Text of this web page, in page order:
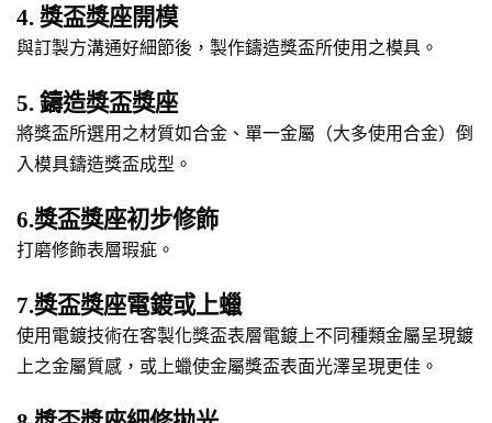
4. 獎盃獎座開模
與訂製方溝通好細節後，製作鑄造獎盃所使用之模具。
5. 鑄造獎盃獎座
將獎盃所選用之材質如合金、單一金屬（大多使用合金）倒
入模具鑄造獎盃成型。
6.獎盃獎座初步修飾
打磨修飾表層瑕疵。
7.獎盃獎座電鍍或上蠟
使用電鍍技術在客製化獎盃表層電鍍上不同種類金屬呈現鍍
上之金屬質感，或上蠟使金屬獎盃表面光澤呈現更佳。